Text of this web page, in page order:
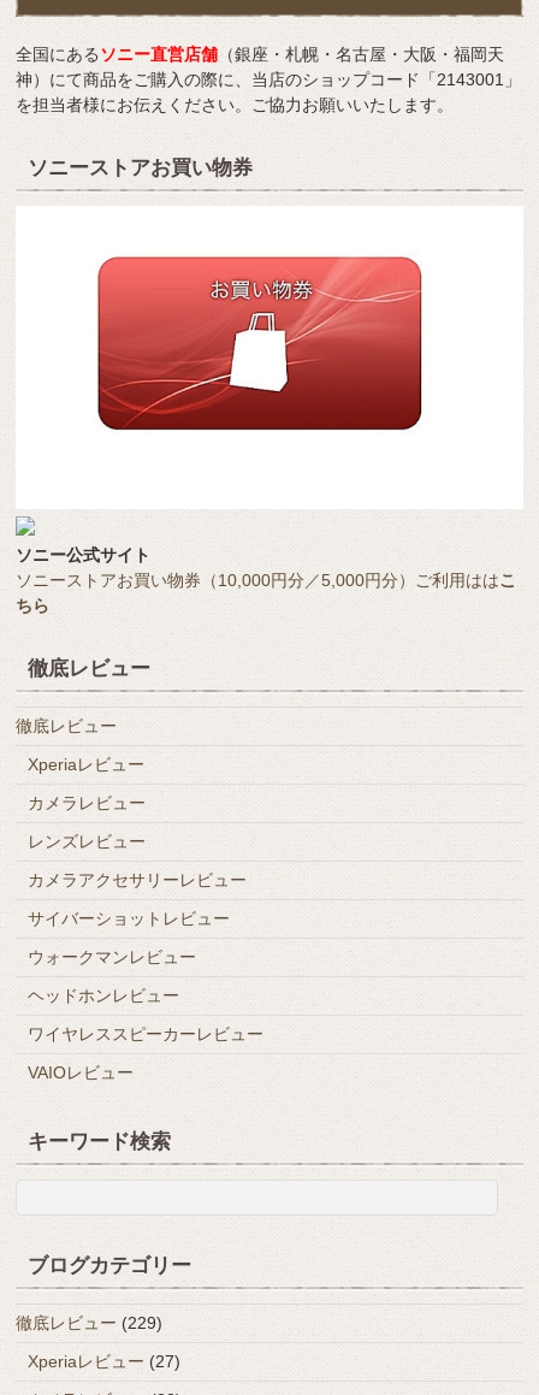
全国にあるソニー直営店舗 （銀座・札幌・名古屋・大阪・福岡天
神）にて商品をご購入の際に、当店のショップコード「2143001」
を担当者様にお伝えください。ご協力お願いいたします。
ソニーストアお買い物券
ソニー公式サイト
ソニーストアお買い物券（10,000円分／5,000円分）ご利用ははこ
ちら
徹底レビュー
徹底レビュー
Xperiaレビュー
カメラレビュー
レンズレビュー
カメラアクセサリーレビュー
サイバーショットレビュー
ウォークマンレビュー
ヘッドホンレビュー
ワイヤレススピーカーレビュー
VAIOレビュー
キーワード検索
ブログカテゴリー
徹底レビュー (229)
Xperiaレビュー (27)